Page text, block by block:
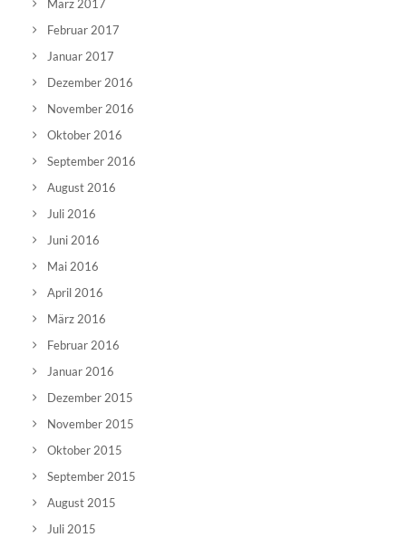
März 2017
Februar 2017
Januar 2017
Dezember 2016
November 2016
Oktober 2016
September 2016
August 2016
Juli 2016
Juni 2016
Mai 2016
April 2016
März 2016
Februar 2016
Januar 2016
Dezember 2015
November 2015
Oktober 2015
September 2015
August 2015
Juli 2015